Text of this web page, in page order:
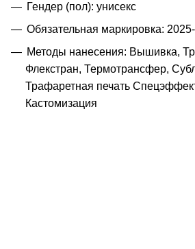
Гендер (пол): унисекс
Обязательная маркировка:
Методы нанесения: Вышивка,
Флекстран, Термотрансфер,
Трафаретная печать
Кастомизация